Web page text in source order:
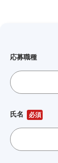
応募職種
氏名 必須